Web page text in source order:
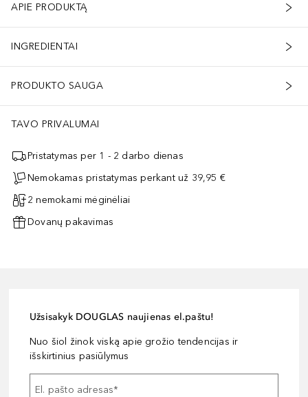
APIE PRODUKTĄ
INGREDIENTAI
PRODUKTO SAUGA
TAVO PRIVALUMAI
Pristatymas per 1 - 2 darbo dienas
Nemokamas pristatymas perkant už 39,95 €
2 nemokami mėginėliai
Dovanų pakavimas
Užsisakyk DOUGLAS naujienas el.paštu!
Nuo šiol žinok viską apie grožio tendencijas ir
išskirtinius pasiūlymus
El. pašto adresas*